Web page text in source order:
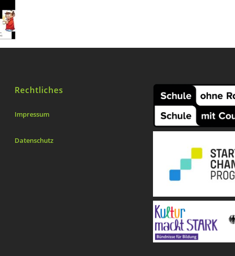
Rechtliches
Impressum
Datenschutz